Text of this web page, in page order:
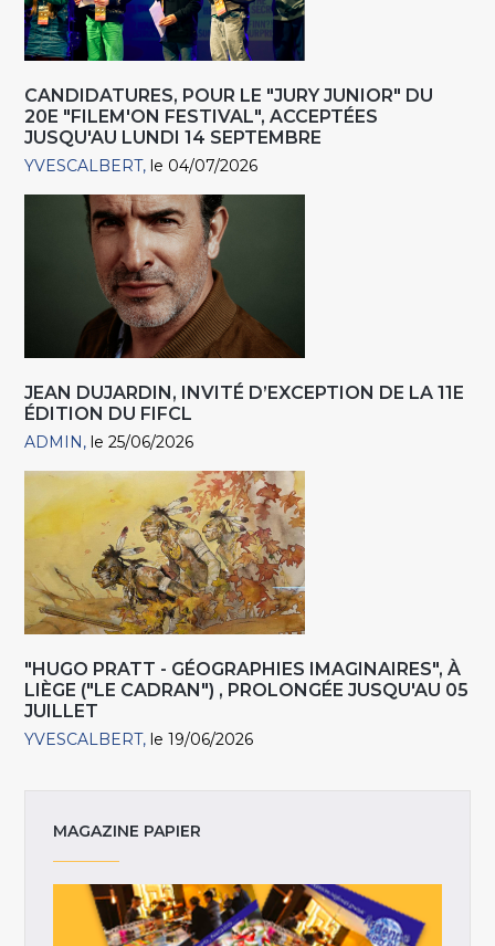
CANDIDATURES, POUR LE "JURY JUNIOR" DU
20E "FILEM'ON FESTIVAL", ACCEPTÉES
JUSQU'AU LUNDI 14 SEPTEMBRE
YVESCALBERT le 04/07/2026
JEAN DUJARDIN, INVITÉ D’EXCEPTION DE LA 11E
ÉDITION DU FIFCL
ADMIN le 25/06/2026
"HUGO PRATT - GÉOGRAPHIES IMAGINAIRES", À
LIÈGE ("LE CADRAN") , PROLONGÉE JUSQU'AU 05
JUILLET
YVESCALBERT le 19/06/2026
MAGAZINE PAPIER